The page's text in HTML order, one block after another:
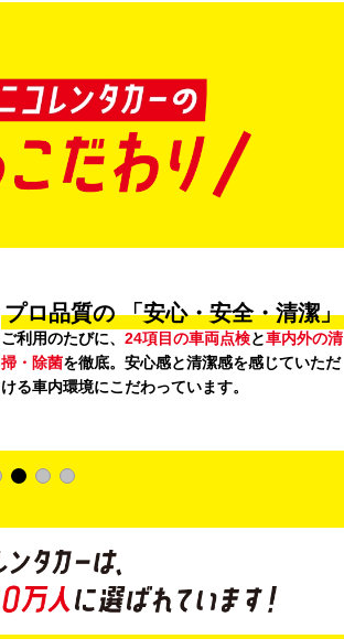
プロ品質の 「安心・安全・清潔」
ご利用のたびに、 24項目の車両点検と車内外の清
掃・除菌を徹底。安心感と清潔感を感じていただ
ける車内環境にこだわっています。